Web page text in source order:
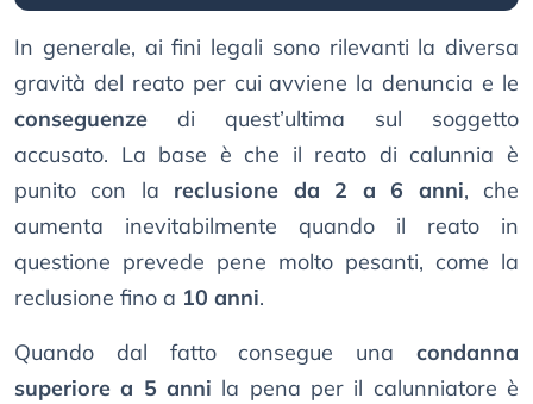
In generale, ai fini legali sono rilevanti la diversa
gravità del reato per cui avviene la denuncia e le
conseguenze di quest’ultima sul soggetto
accusato. La base è che il reato di calunnia è
punito con la reclusione da 2 a 6 anni, che
aumenta inevitabilmente quando il reato in
questione prevede pene molto pesanti, come la
reclusione fino a 10 anni.
Quando dal fatto consegue una condanna
superiore a 5 anni la pena per il calunniatore è